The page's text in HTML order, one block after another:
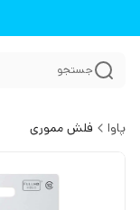
جستجو
پاوا فلش مموری